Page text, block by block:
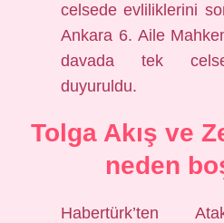
celsede evliliklerini
Ankara 6. Aile
davada tek
duyuruldu.
Tolga Akış ve
neden
Habertürk’ten